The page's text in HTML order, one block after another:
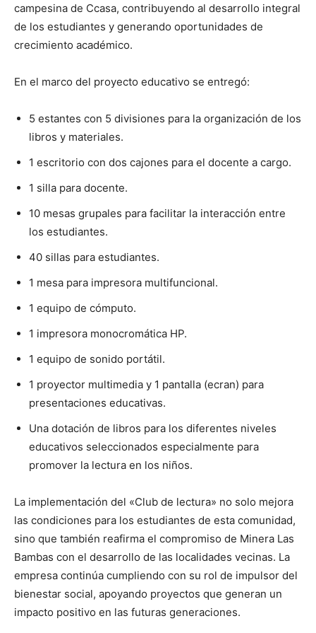
campesina de Ccasa, contribuyendo al desarrollo integral
de los estudiantes y generando oportunidades de
crecimiento académico.
En el marco del proyecto educativo se entregó:
5 estantes con 5 divisiones para la organización de los
libros y materiales.
1 escritorio con dos cajones para el docente a cargo.
1 silla para docente.
10 mesas grupales para facilitar la interacción entre
los estudiantes.
40 sillas para estudiantes.
1 mesa para impresora multifuncional.
1 equipo de cómputo.
1 impresora monocromática HP.
1 equipo de sonido portátil.
1 proyector multimedia y 1 pantalla (ecran) para
presentaciones educativas.
Una dotación de libros para los diferentes niveles
educativos seleccionados especialmente para
promover la lectura en los niños.
La implementación del «Club de lectura» no solo mejora
las condiciones para los estudiantes de esta comunidad,
sino que también reafirma el compromiso de Minera Las
Bambas con el desarrollo de las localidades vecinas. La
empresa continúa cumpliendo con su rol de impulsor del
bienestar social, apoyando proyectos que generan un
impacto positivo en las futuras generaciones.